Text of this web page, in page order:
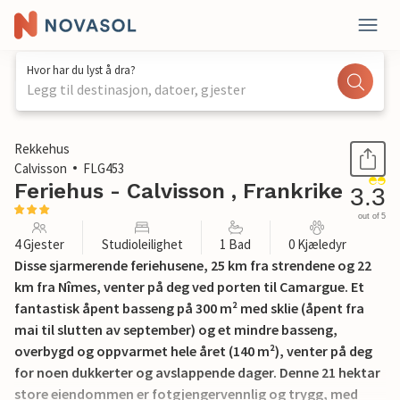
Hvor har du lyst å dra?
Legg til destinasjon, datoer, gjester
1 / 46
Rekkehus
Calvisson
FLG453
Feriehus - Calvisson , Frankrike 3.3
out of 5
4 Gjester Studioleilighet 1 Bad 0 Kjæledyr
Disse sjarmerende feriehusene, 25 km fra strendene og 22
km fra Nîmes, venter på deg ved porten til Camargue. Et
fantastisk åpent basseng på 300 m² med sklie (åpent fra
mai til slutten av september) og et mindre basseng,
overbygd og oppvarmet hele året (140 m²), venter på deg
for noen dukkerter og avslappende dager. Denne 21 hektar
store eiendommen er fotgjengervennlig og trygg, med